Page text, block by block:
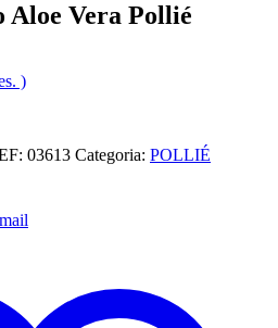
Aloe Vera Pollié
)
03613 Categoria: POLLIÉ